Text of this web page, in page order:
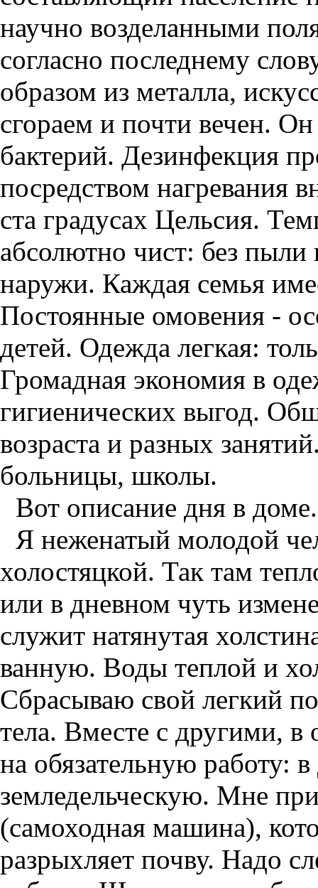
научно возделанными
согласно последнему
образом из металла,
сгораем и почти вечен.
бактерий. Дезинфекция
посредством нагревания
ста градусах Цельсия.
абсолютно чист: без
наружи. Каждая семья
Постоянные омовения -
детей. Одежда легкая:
Громадная экономия в
гигиенических выгод.
возраста и разных
больницы, школы.
Вот описание дня в доме.
Я неженатый молодой
холостяцкой. Так там
или в дневном чуть
служит натянутая
ванную. Воды теплой и
Сбрасываю свой легкий
тела. Вместе с другими, в
на обязательную работу:
земледельческую. Мне
(самоходная машина),
разрыхляет почву. Надо